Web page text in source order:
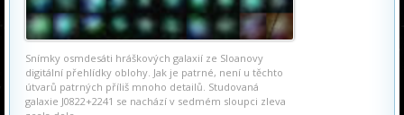
Snímky osmdesáti hráškových galaxií ze Sloanovy
digitální přehlídky oblohy. Jak je patrné, není u těchto
útvarů patrných příliš mnoho detailů. Studovaná
galaxie J0822+2241 se nachází v sedmém sloupci zleva